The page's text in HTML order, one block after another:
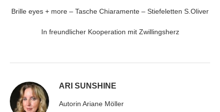
Brille eyes + more – Tasche Chiaramente – Stiefeletten S.Oliver
In freundlicher Kooperation mit Zwillingsherz
ARI SUNSHINE
Autorin Ariane Möller